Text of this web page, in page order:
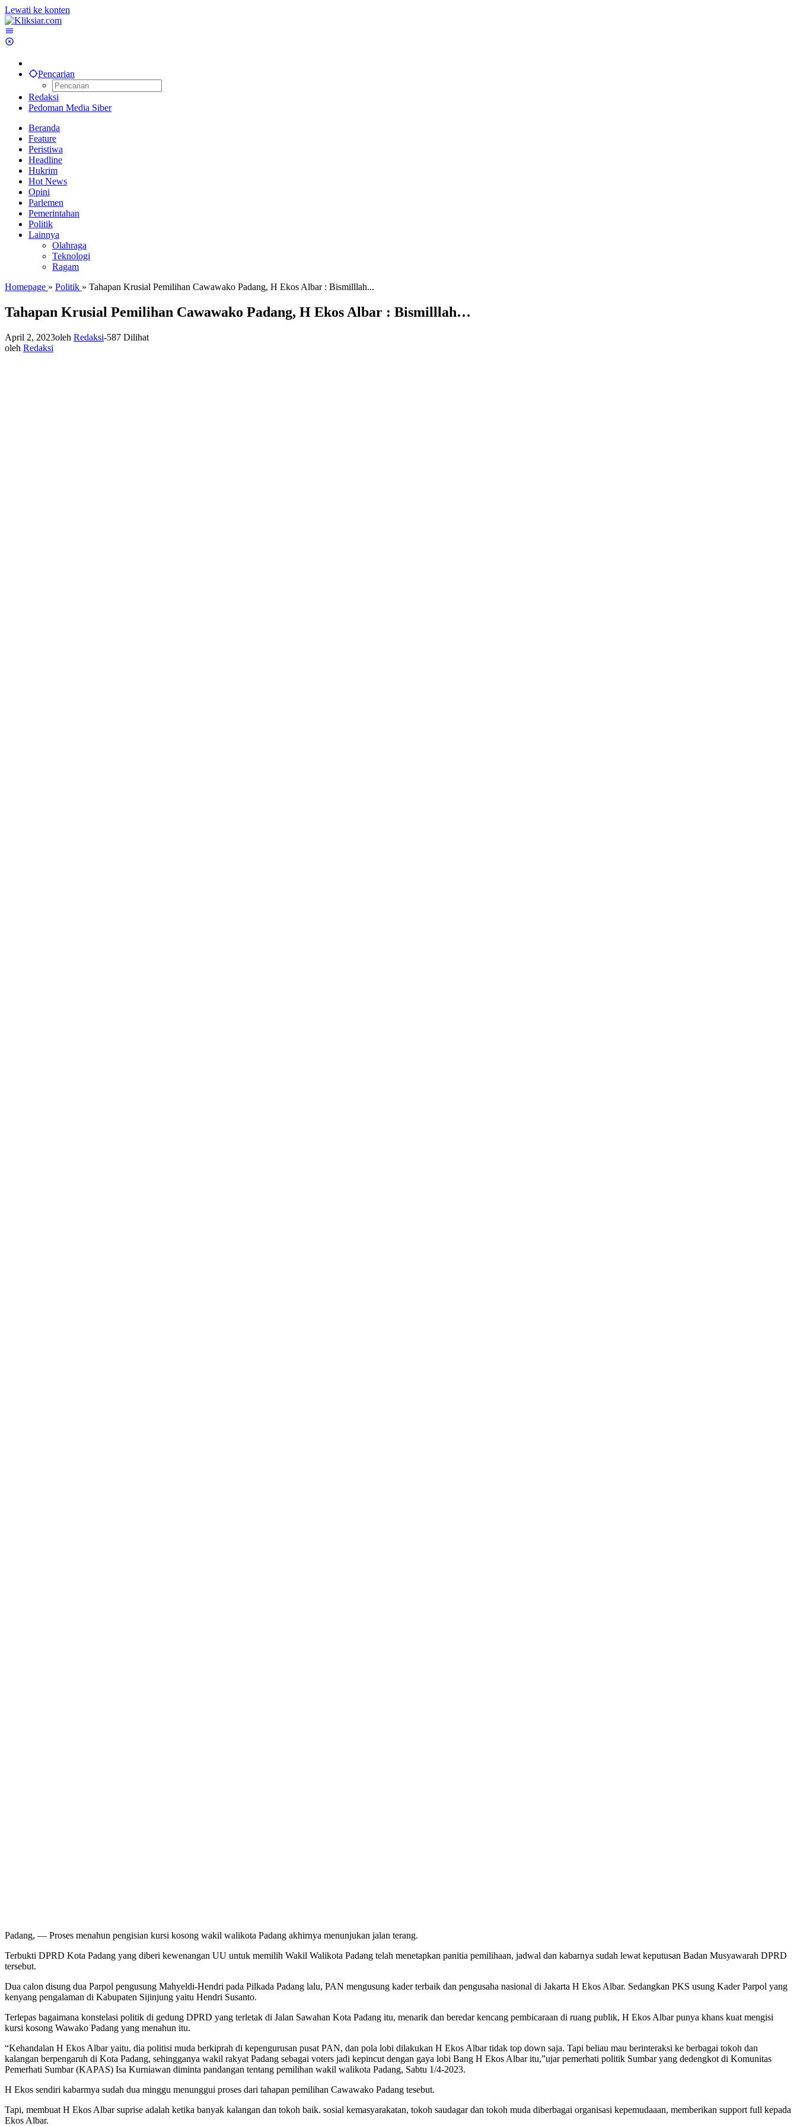
Lewati ke konten
Pencarian
Redaksi
Pedoman Media Siber
Beranda
Feature
Peristiwa
Headline
Hukrim
Hot News
Opini
Parlemen
Pemerintahan
Politik
Lainnya
Olahraga
Teknologi
Ragam
Homepage » Politik » Tahapan Krusial Pemilihan Cawawako Padang, H Ekos Albar : Bismilllah...
Tahapan Krusial Pemilihan Cawawako Padang, H Ekos Albar : Bismilllah…
April 2, 2023oleh Redaksi-587 Dilihat
oleh Redaksi
Padang, — Proses menahun pengisian kursi kosong wakil walikota Padang akhirnya menunjukan jalan terang.
Terbukti DPRD Kota Padang yang diberi kewenangan UU untuk memilih Wakil Walikota Padang telah menetapkan panitia pemilihaan, jadwal dan kabarnya sudah lewat keputusan Badan Musyawarah DPRD
tersebut.
Dua calon disung dua Parpol pengusung Mahyeldi-Hendri pada Pilkada Padang lalu, PAN mengusung kader terbaik dan pengusaha nasional di Jakarta H Ekos Albar. Sedangkan PKS usung Kader Parpol yang
kenyang pengalaman di Kabupaten Sijinjung yaitu Hendri Susanto.
Terlepas bagaimana konstelasi politik di gedung DPRD yang terletak di Jalan Sawahan Kota Padang itu, menarik dan beredar kencang pembicaraan di ruang publik, H Ekos Albar punya khans kuat mengisi
kursi kosong Wawako Padang yang menahun itu.
“Kehandalan H Ekos Albar yaitu, dia politisi muda berkiprah di kepengurusan pusat PAN, dan pola lobi dilakukan H Ekos Albar tidak top down saja. Tapi beliau mau berinteraksi ke berbagai tokoh dan
kalangan berpengaruh di Kota Padang, sehingganya wakil rakyat Padang sebagai voters jadi kepincut dengan gaya lobi Bang H Ekos Albar itu,”ujar pemerhati politik Sumbar yang dedengkot di Komunitas
Pemerhati Sumbar (KAPAS) Isa Kurniawan diminta pandangan tentang pemilihan wakil walikota Padang, Sabtu 1/4-2023.
H Ekos sendiri kabarmya sudah dua minggu menunggui proses dari tahapan pemilihan Cawawako Padang tesebut.
Tapi, membuat H Ekos Albar suprise adalah ketika banyak kalangan dan tokoh baik. sosial kemasyarakatan, tokoh saudagar dan tokoh muda diberbagai organisasi kepemudaaan, memberikan support full kepada
Ekos Albar.